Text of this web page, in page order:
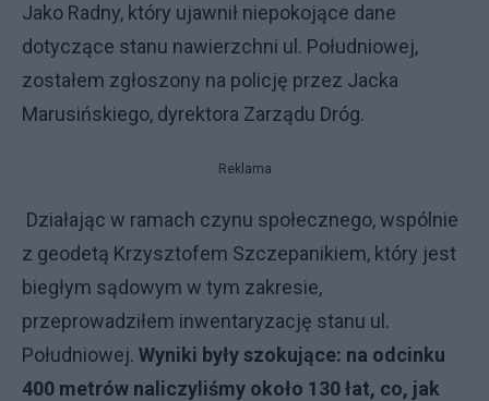
Jako Radny, który ujawnił niepokojące dane
dotyczące stanu nawierzchni ul. Południowej,
zostałem zgłoszony na policję przez Jacka
Marusińskiego, dyrektora Zarządu Dróg.
Reklama
Działając w ramach czynu społecznego, wspólnie
z geodetą Krzysztofem Szczepanikiem, który jest
biegłym sądowym w tym zakresie,
przeprowadziłem inwentaryzację stanu ul.
Południowej. Wyniki były szokujące: na odcinku
400 metrów naliczyliśmy około 130 łat, co, jak